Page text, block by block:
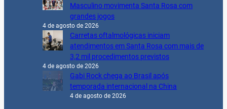
Masculino movimenta Santa Rosa com
grandes jogos
4 de agosto de 2026
Carretas oftalmológicas iniciam
atendimentos em Santa Rosa com mais de
3,2 mil procedimentos previstos
4 de agosto de 2026
Gabi Rock chega ao Brasil após
temporada internacional na China
4 de agosto de 2026